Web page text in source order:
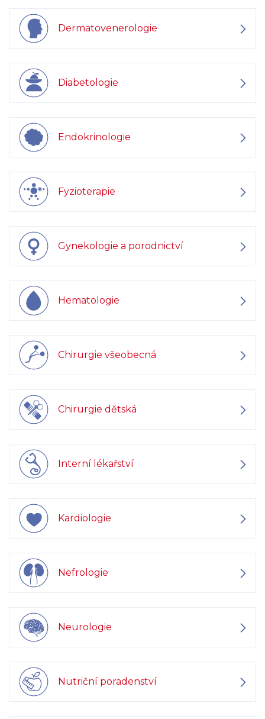
Dermatovenerologie
Diabetologie
Endokrinologie
Fyzioterapie
Gynekologie a porodnictví
Hematologie
Chirurgie všeobecná
Chirurgie dětská
Interní lékařství
Kardiologie
Nefrologie
Neurologie
Nutriční poradenství